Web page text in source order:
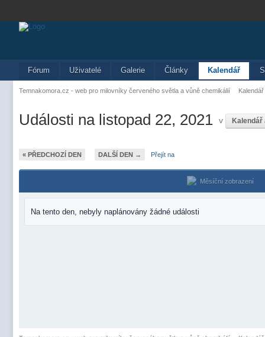
Fórum Uživatelé Galerie Články Kalendář
Temnakomora.cz - web pro milovníky červeného světla a vůně chemikálií Kalendář
Události na listopad 22, 2021 v Kalendář
« PŘEDCHOZÍ DEN DALŠÍ DEN → Přejít na
Měsíční zobrazení
Na tento den, nebyly naplánovány žádné události